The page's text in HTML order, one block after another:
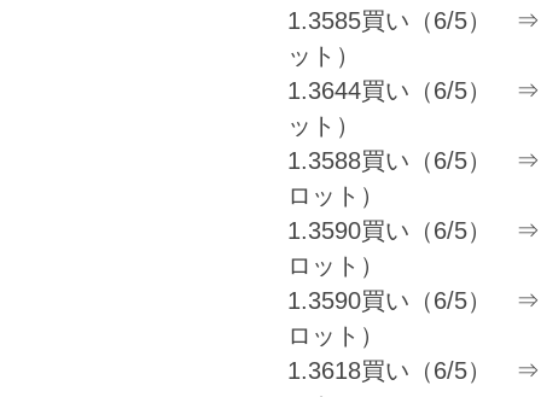
1.3585買い（6/5） ⇒
ット）
1.3644買い（6/5） ⇒
ット）
1.3588買い（6/5） ⇒
ロット）
1.3590買い（6/5） ⇒
ロット）
1.3590買い（6/5） ⇒
ロット）
1.3618買い（6/5） ⇒